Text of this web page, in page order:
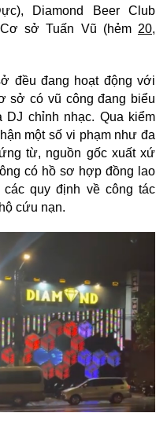
Diamond Beer Club
sở Tuấn Vũ (hẻm 20,
đều đang hoạt động với
sở có vũ công đang biểu
chỉnh nhạc. Qua kiểm
một số vi phạm như đa
từ, nguồn gốc xuất xứ
có hồ sơ hợp đồng lao
quy định về công tác
cứu nạn.